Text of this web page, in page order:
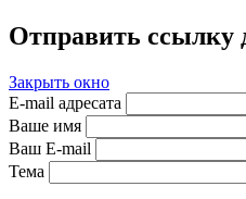
Отправить ссылку
Закрыть окно
E-mail адресата
Ваше имя
Ваш E-mail
Тема